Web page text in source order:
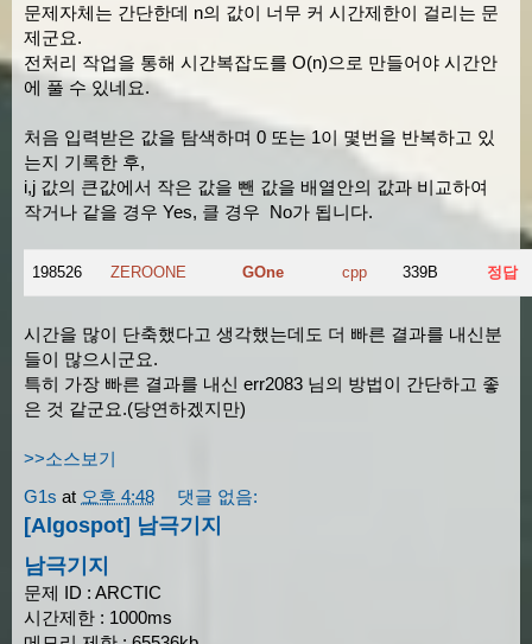
문제자체는 간단한데 n의 값이 너무 커 시간제한이 걸리는 문
제군요.
전처리 작업을 통해 시간복잡도를 O(n)으로 만들어야 시간안
에 풀 수 있네요.
처음 입력받은 값을 탐색하며 0 또는 1이 몇번을 반복하고 있
는지 기록한 후,
i,j 값의 큰값에서 작은 값을 뺀 값을 배열안의 값과 비교하여
작거나 같을 경우 Yes, 클 경우 No가 됩니다.
198526 ZEROONE GOne cpp 339B 정답
시간을 많이 단축했다고 생각했는데도 더 빠른 결과를 내신분
들이 많으시군요.
특히 가장 빠른 결과를 내신 err2083 님의 방법이 간단하고 좋
은 것 같군요.(당연하겠지만)
>>소스보기
G1s at 오후 4:48 댓글 없음:
[Algospot] 남극기지
남극기지
문제 ID : ARCTIC
시간제한 : 1000ms